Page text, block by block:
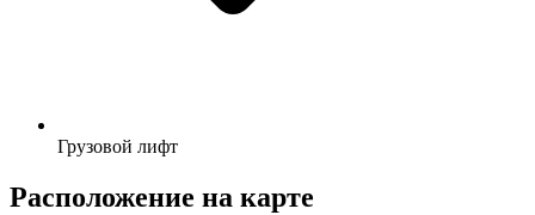
Грузовой лифт
Расположение на карте